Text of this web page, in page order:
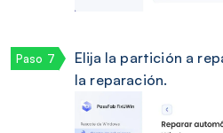
Elija la partición a
la reparación.